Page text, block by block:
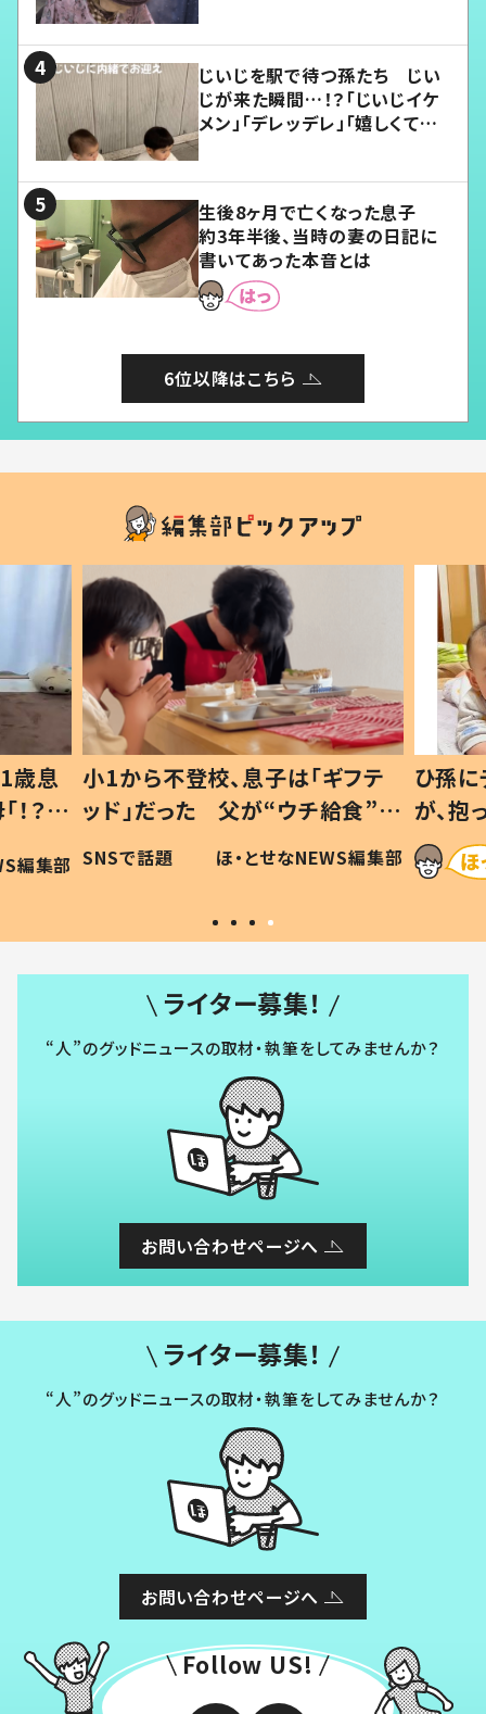
じいじを駅で待つ孫たち じい
じが来た瞬間…！？「じいじイケ
メン」「デレッデレ」「嬉しくて可
生後8ヶ月で亡くなった息子
約3年半後、当時の妻の日記に
書いてあった本音とは
6位以降はこちら
歳息
？」
編集部
小1から不登校、息子は「ギフテ
ッド」だった 父が“ウチ給食”を
作り続ける理由とは #令和の親
#令和の子
SNSで話題 ほ・とせなNEWS編集部
ひ孫
が、
「涙が
い」
ライター募集！
“人”のグッドニュースの取材・執筆をしてみませんか？
お問い合わせページへ
ライター募集！
“人”のグッドニュースの取材・執筆をしてみませんか？
お問い合わせページへ
Follow US!